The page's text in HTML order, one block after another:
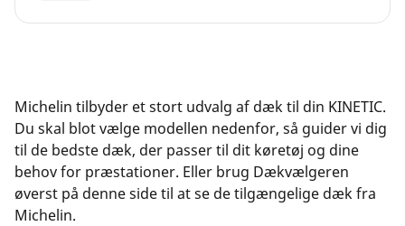
Michelin tilbyder et stort udvalg af dæk til din KINETIC.
Du skal blot vælge modellen nedenfor, så guider vi dig
til de bedste dæk, der passer til dit køretøj og dine
behov for præstationer. Eller brug Dækvælgeren
øverst på denne side til at se de tilgængelige dæk fra
Michelin.